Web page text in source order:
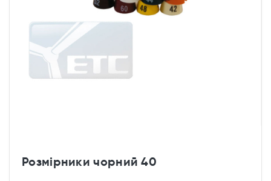
Розмірники чорний 40